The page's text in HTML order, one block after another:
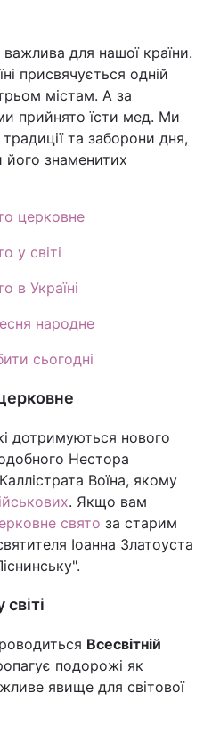
для нашої країни.
присвячується одній
містам. А за
прийнято їсти мед. Ми
та заборони дня,
знаменитих
церковне
у світі
в Україні
народне
сьогодні
дотримуються нового
Нестора
Воїна, якому
. Якщо вам
свято за старим
Іоанна Златоуста
Всесвітній
подорожі як
явище для світової